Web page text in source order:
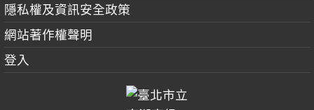
隱私權及資訊安全政策
網站著作權聲明
登入